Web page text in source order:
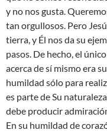
y no nos gusta.
tan orgullosos. Pero
tierra, y Él nos da su
pasos. De hecho, el
acerca de sí mismo era
humildad sólo para
es parte de Su
debe producir
En su humildad de